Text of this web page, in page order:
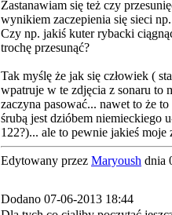
Zastanawiam się też czy
wynikiem zaczepienia się sieci
Czy np. jakiś kuter rybacki
trochę przesunąć?
Tak myślę że jak się człowiek (
wpatruje w te zdjęcia z sonaru to
zaczyna pasować... nawet to że
śrubą jest dzióbem niemieckiego
122?)... ale to pewnie jakieś moje
Edytowany przez Maryoush dnia
Dodano 07-06-2013 18:44